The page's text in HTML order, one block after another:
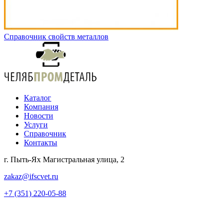
Справочник свойств металлов
Каталог
Компания
Новости
Услуги
Справочник
Контакты
г. Пыть-Ях Магистральная улица, 2
zakaz@ifscvet.ru
+7 (351) 220-05-88